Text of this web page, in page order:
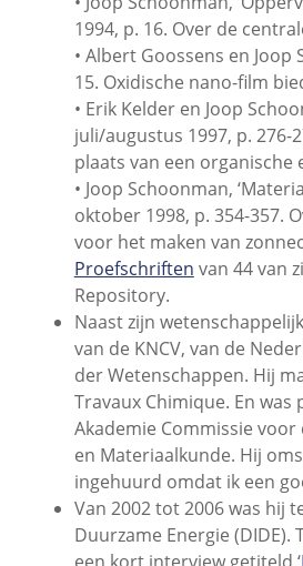
1994, p. 16. Over de
• Albert Goossens en Joop
15. Oxidische nano-film
• Erik Kelder en Joop
juli/augustus 1997, p.
plaats van een
• Joop Schoonman,
oktober 1998, p. 354-357.
voor het maken van
Proefschriften van 44 van
Repository.
Naast zijn
van de KNCV, van de
der Wetenschappen. Hij
Travaux Chimique. En
Akademie Commissie
en Materiaalkunde. Hij
ingehuurd omdat ik een
Van 2002 tot 2006 was hij
Duurzame Energie